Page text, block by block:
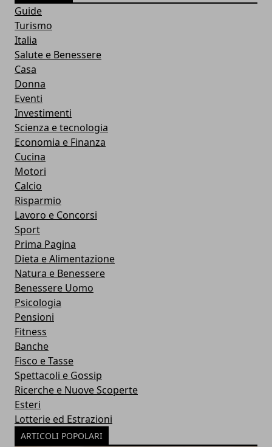
Guide
Turismo
Italia
Salute e Benessere
Casa
Donna
Eventi
Investimenti
Scienza e tecnologia
Economia e Finanza
Cucina
Motori
Calcio
Risparmio
Lavoro e Concorsi
Sport
Prima Pagina
Dieta e Alimentazione
Natura e Benessere
Benessere Uomo
Psicologia
Pensioni
Fitness
Banche
Fisco e Tasse
Spettacoli e Gossip
Ricerche e Nuove Scoperte
Esteri
Lotterie ed Estrazioni
ARTICOLI POPOLARI